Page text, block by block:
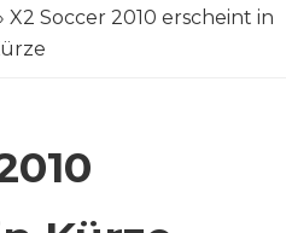
X2 Soccer 2010 erscheint in